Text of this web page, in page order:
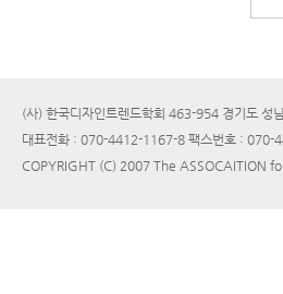
(사) 한국디자인트렌드학회 463-954 경기도 성
대표전화 : 070-4412-1167-8 팩스번호 : 070-
COPYRIGHT (C) 2007 The ASSOCAITION